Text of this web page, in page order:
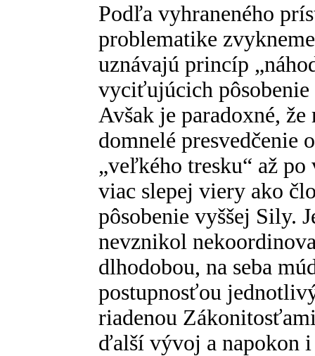
Podľa vyhraneného
problematike
uznávajú princíp
vyciťujúcich
Avšak je paradoxné,
domnelé presvedčenie
„veľkého tresku“ až
viac slepej viery ako
pôsobenie vyššej Sily.
nevznikol
dlhodobou, na seba
postupnosťou
riadenou
ďalší vývoj a napokon